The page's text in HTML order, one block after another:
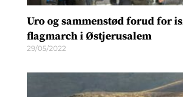
Uro og sammenstød forud for
flagmarch i Østjerusalem
29/05/2022